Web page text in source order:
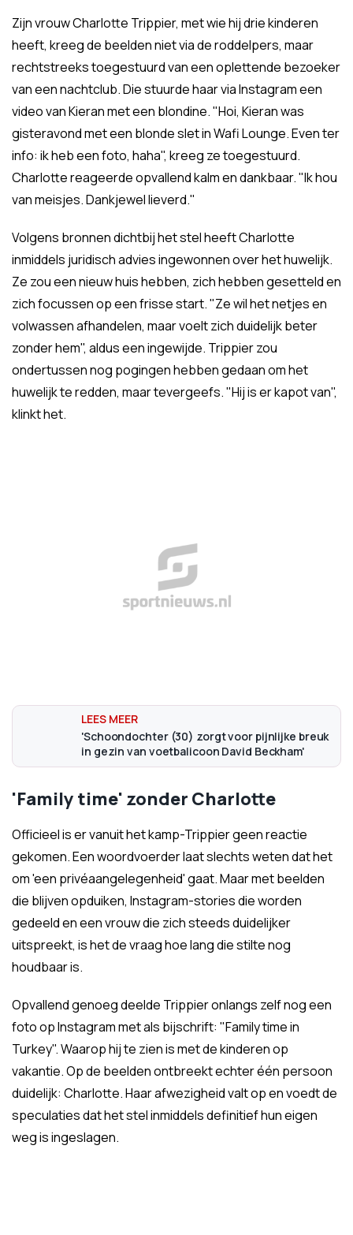
Zijn vrouw Charlotte Trippier, met wie hij drie kinderen
heeft, kreeg de beelden niet via de roddelpers, maar
rechtstreeks toegestuurd van een oplettende bezoeker
van een nachtclub. Die stuurde haar via Instagram een
video van Kieran met een blondine. "Hoi, Kieran was
gisteravond met een blonde slet in Wafi Lounge. Even ter
info: ik heb een foto, haha", kreeg ze toegestuurd.
Charlotte reageerde opvallend kalm en dankbaar. "Ik hou
van meisjes. Dankjewel lieverd."
Volgens bronnen dichtbij het stel heeft Charlotte
inmiddels juridisch advies ingewonnen over het huwelijk.
Ze zou een nieuw huis hebben, zich hebben gesetteld en
zich focussen op een frisse start. "Ze wil het netjes en
volwassen afhandelen, maar voelt zich duidelijk beter
zonder hem", aldus een ingewijde. Trippier zou
ondertussen nog pogingen hebben gedaan om het
huwelijk te redden, maar tevergeefs. "Hij is er kapot van",
klinkt het.
'Schoondochter (30) zorgt voor pijnlijke breuk
in gezin van voetbalicoon David Beckham'
'Family time' zonder Charlotte
Officieel is er vanuit het kamp-Trippier geen reactie
gekomen. Een woordvoerder laat slechts weten dat het
om 'een privéaangelegenheid' gaat. Maar met beelden
die blijven opduiken, Instagram-stories die worden
gedeeld en een vrouw die zich steeds duidelijker
uitspreekt, is het de vraag hoe lang die stilte nog
houdbaar is.
Opvallend genoeg deelde Trippier onlangs zelf nog een
foto op Instagram met als bijschrift: "Family time in
Turkey". Waarop hij te zien is met de kinderen op
vakantie. Op de beelden ontbreekt echter één persoon
duidelijk: Charlotte. Haar afwezigheid valt op en voedt de
speculaties dat het stel inmiddels definitief hun eigen
weg is ingeslagen.